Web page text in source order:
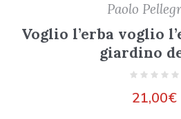
Paolo
Voglio l’erba voglio
giardino
21,00€